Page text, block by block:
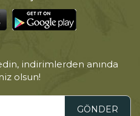
indirimlerden anında
olsun!
GÖNDER